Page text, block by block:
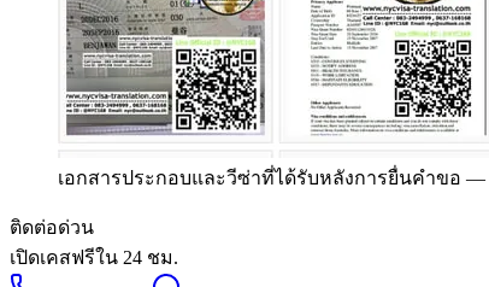
เอกสารประกอบและวีซ่าที่ได้รับหลังการยื่นคำขอ —
ติดต่อด่วน
เปิดเคสฟรีใน 24 ชม.